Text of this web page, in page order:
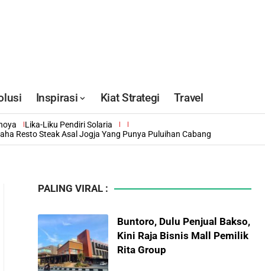
Inspirasi Kiat Strategi Travel
Lika-Liku Pendiri Solaria
Resto Steak Asal Jogja Yang Punya Puluihan Cabang
PALING VIRAL :
Buntoro, Dulu Penjual Bakso,
Kini Raja Bisnis Mall Pemilik
Rita Group